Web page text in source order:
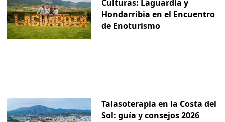
Culturas: Laguardia y
Hondarribia en el Encuentro
de Enoturismo
Talasoterapia en la Costa del
Sol: guía y consejos 2026